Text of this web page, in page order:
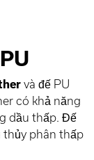
và đế PU
có khả năng
dầu thấp. Đế
thủy phân thấp